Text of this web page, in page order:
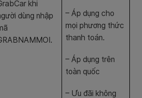
khi
dùng nhập
– Áp dụng cho
mọi phương thức
thanh toán.
– Áp dụng trên
toàn quốc
– Ưu đãi không